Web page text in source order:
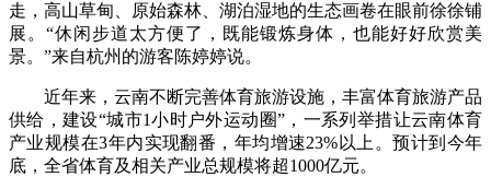
走，高山草甸、原始森林、湖泊湿地的生态画卷在眼前徐徐铺
展。“休闲步道太方便了，既能锻炼身体，也能好好欣赏美
景。”来自杭州的游客陈婷婷说。
近年来，云南不断完善体育旅游设施，丰富体育旅游产品
供给，建设“城市1小时户外运动圈”，一系列举措让云南体育
产业规模在3年内实现翻番，年均增速23%以上。预计到今年
底，全省体育及相关产业总规模将超1000亿元。